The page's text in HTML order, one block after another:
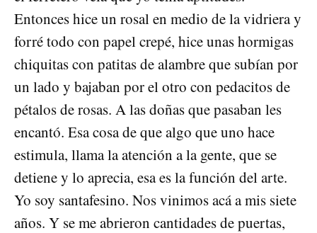
Entonces hice un rosal en medio de la vidriera y
forré todo con papel crepé, hice unas hormigas
chiquitas con patitas de alambre que subían por
un lado y bajaban por el otro con pedacitos de
pétalos de rosas. A las doñas que pasaban les
encantó. Esa cosa de que algo que uno hace
estimula, llama la atención a la gente, que se
detiene y lo aprecia, esa es la función del arte.
Yo soy santafesino. Nos vinimos acá a mis siete
años. Y se me abrieron cantidades de puertas,